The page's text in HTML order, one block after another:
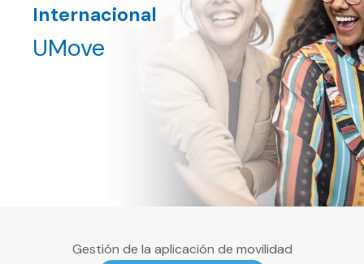
Internacional
UMove
Gestión de la aplicación de movilidad